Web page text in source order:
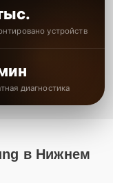
устройств
диагностика
в Нижнем